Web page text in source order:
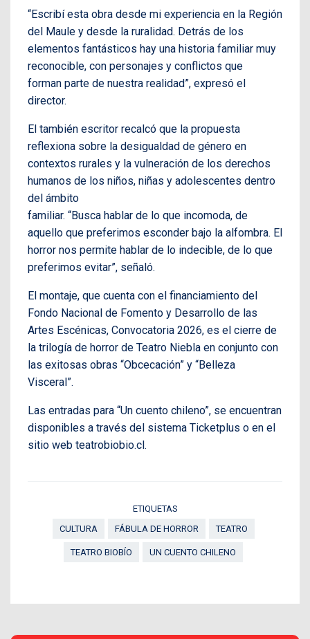
“Escribí esta obra desde mi experiencia en la Región
del Maule y desde la ruralidad. Detrás de los
elementos fantásticos hay una historia familiar muy
reconocible, con personajes y conflictos que
forman parte de nuestra realidad”, expresó el
director.
El también escritor recalcó que la propuesta
reflexiona sobre la desigualdad de género en
contextos rurales y la vulneración de los derechos
humanos de los niños, niñas y adolescentes dentro
del ámbito
familiar. “Busca hablar de lo que incomoda, de
aquello que preferimos esconder bajo la alfombra. El
horror nos permite hablar de lo indecible, de lo que
preferimos evitar”, señaló.
El montaje, que cuenta con el financiamiento del
Fondo Nacional de Fomento y Desarrollo de las
Artes Escénicas, Convocatoria 2026, es el cierre de
la trilogía de horror de Teatro Niebla en conjunto con
las exitosas obras “Obcecación” y “Belleza
Visceral”.
Las entradas para “Un cuento chileno”, se encuentran
disponibles a través del sistema Ticketplus o en el
sitio web teatrobiobio.cl.
ETIQUETAS
CULTURA
FÁBULA DE HORROR TEATRO
TEATRO BIOBÍO UN CUENTO CHILENO